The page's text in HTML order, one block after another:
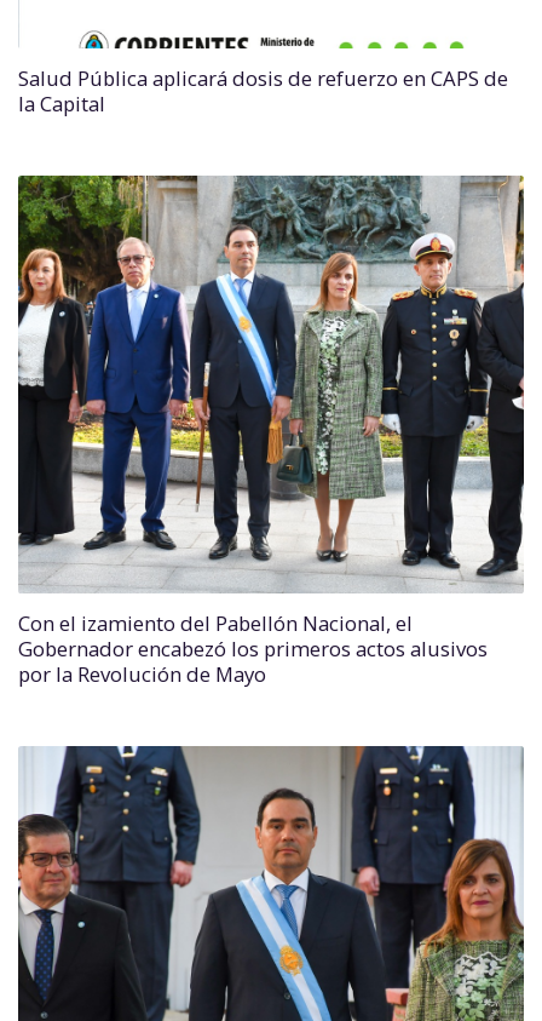
Salud Pública aplicará dosis de refuerzo en CAPS de
la Capital
Con el izamiento del Pabellón Nacional, el
Gobernador encabezó los primeros actos alusivos
por la Revolución de Mayo